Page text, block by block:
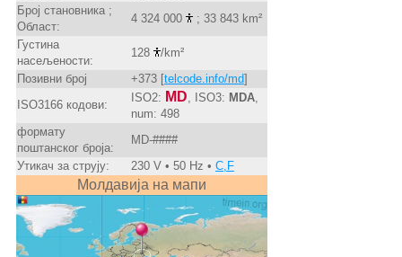
Број становника ;
Област:
4 324 000
; 33 843 km²
Густина
насељености:
128
/km²
Позивни број
+373 [telcode.info/md]
ISO3166 кодови:
ISO2: MD , ISO3: MDA,
num: 498
формату
поштанског броја:
MD-####
Утикач за струју:
230 V • 50 Hz • C,F
Молдавија на мапи